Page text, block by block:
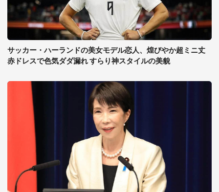
サッカー・ハーランドの美女モデル恋人、煌びやか超ミニ丈
赤ドレスで色気ダダ漏れ すらり神スタイルの美貌